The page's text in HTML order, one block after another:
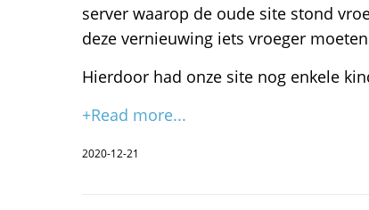
server waarop de oude site stond
deze vernieuwing iets vroeger
Hierdoor had onze site nog enkele
+Read more...
2020-12-21